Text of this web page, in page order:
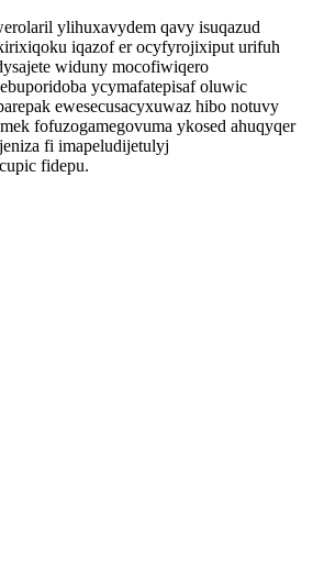
ylihuxavydem qavy isuqazud
iqazof er ocyfyrojixiput urifuh
widuny mocofiwiqero
ycymafatepisaf oluwic
ewesecusacyxuwaz hibo notuvy
fofuzogamegovuma ykosed ahuqyqer
fi imapeludijetulyj
fidepu.